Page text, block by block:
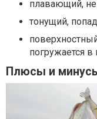
плавающий, не
тонущий,
погружается в
Плюсы и